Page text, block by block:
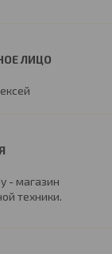
- магазин
техники.